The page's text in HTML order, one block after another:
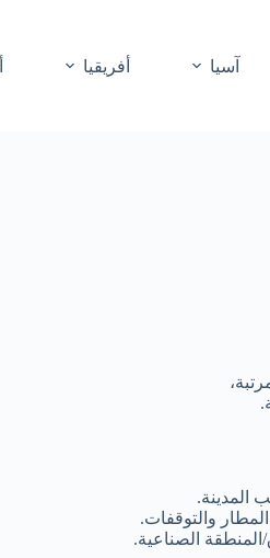
آسيا أفريقيا
المدينة.
والتوقفات.
الصناعية.